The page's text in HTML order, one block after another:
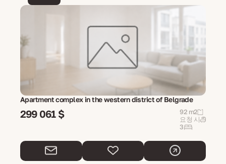
Apartment complex in the western district of Belgrade
299 061 $
92 m2
요청 시
3